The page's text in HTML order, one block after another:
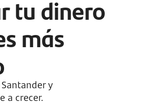
tu dinero
más
y
a crecer.